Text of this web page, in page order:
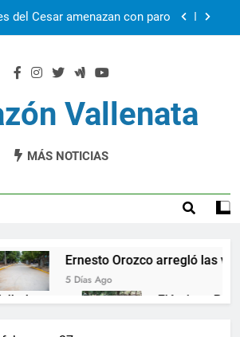
del Cesar amenazan con paro
Colombia Son las Regiones
del Cesar amenazan con paro
Vallenata
MÁS NOTICIAS
Ernesto Orozco arregló las vías
5 Días Ago
Ejército y Policía